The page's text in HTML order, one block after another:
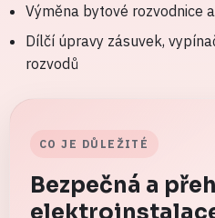
Výměna bytové rozvodnice
Dílčí úpravy zásuvek,
rozvodů
CO JE DŮLEŽITÉ
Bezpečná a